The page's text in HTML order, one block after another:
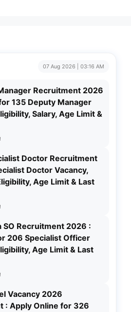
07 Aug 2026 | 03:16 AM
Recruitment 2026
135 Deputy Manager
Salary, Age Limit &
Doctor Recruitment
Doctor Vacancy,
Age Limit & Last
SO Recruitment 2026 :
206 Specialist Officer
Age Limit & Last
Vacancy 2026
: Apply Online for 326